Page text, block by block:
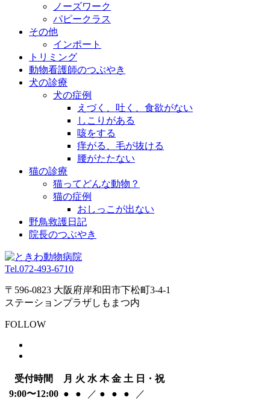
ノーズワーク
パピークラス
その他
インポート
トリミング
動物看護師のつぶやき
犬の診療
犬の症例
えづく、吐く、食欲がない
しこりがある
咳をする
痒がる、毛が抜ける
腰がたたない
猫の診療
猫ってどんな動物？
猫の症例
おしっこが出ない
野鳥救護日記
院長のつぶやき
Tel.072-493-6710
〒596-0823 大阪府岸和田市下松町3-4-1
ステーションプラザしもまつ内
FOLLOW
受付時間 月 火 水 木 金 土 日・祝
9:00〜12:00 ● ● ／ ● ● ●
／